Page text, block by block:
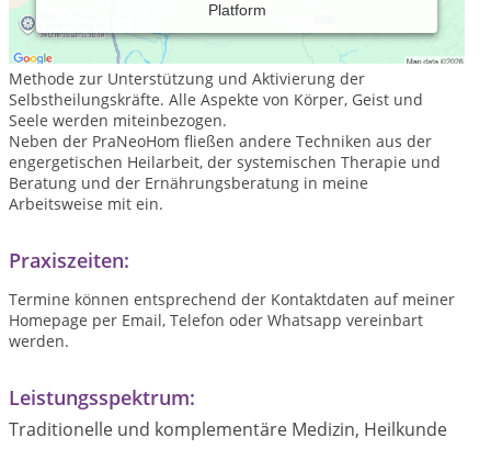
Platform
In meiner ganzheitlichen Beratungspraxis arbeite ich
überwiegend mit der PraNeoHom®-Methode nach Layena
Bassols Rheinfelder - "Gesund mit Zeichen". Dies ist eine
Methode zur Unterstützung und Aktivierung der
Selbstheilungskräfte. Alle Aspekte von Körper, Geist und
Seele werden miteinbezogen.
Neben der PraNeoHom fließen andere Techniken aus der
engergetischen Heilarbeit, der systemischen Therapie und
Beratung und der Ernährungsberatung in meine
Arbeitsweise mit ein.
Praxiszeiten:
Termine können entsprechend der Kontaktdaten auf meiner
Homepage per Email, Telefon oder Whatsapp vereinbart
werden.
Leistungsspektrum:
Traditionelle und komplementäre Medizin, Heilkunde